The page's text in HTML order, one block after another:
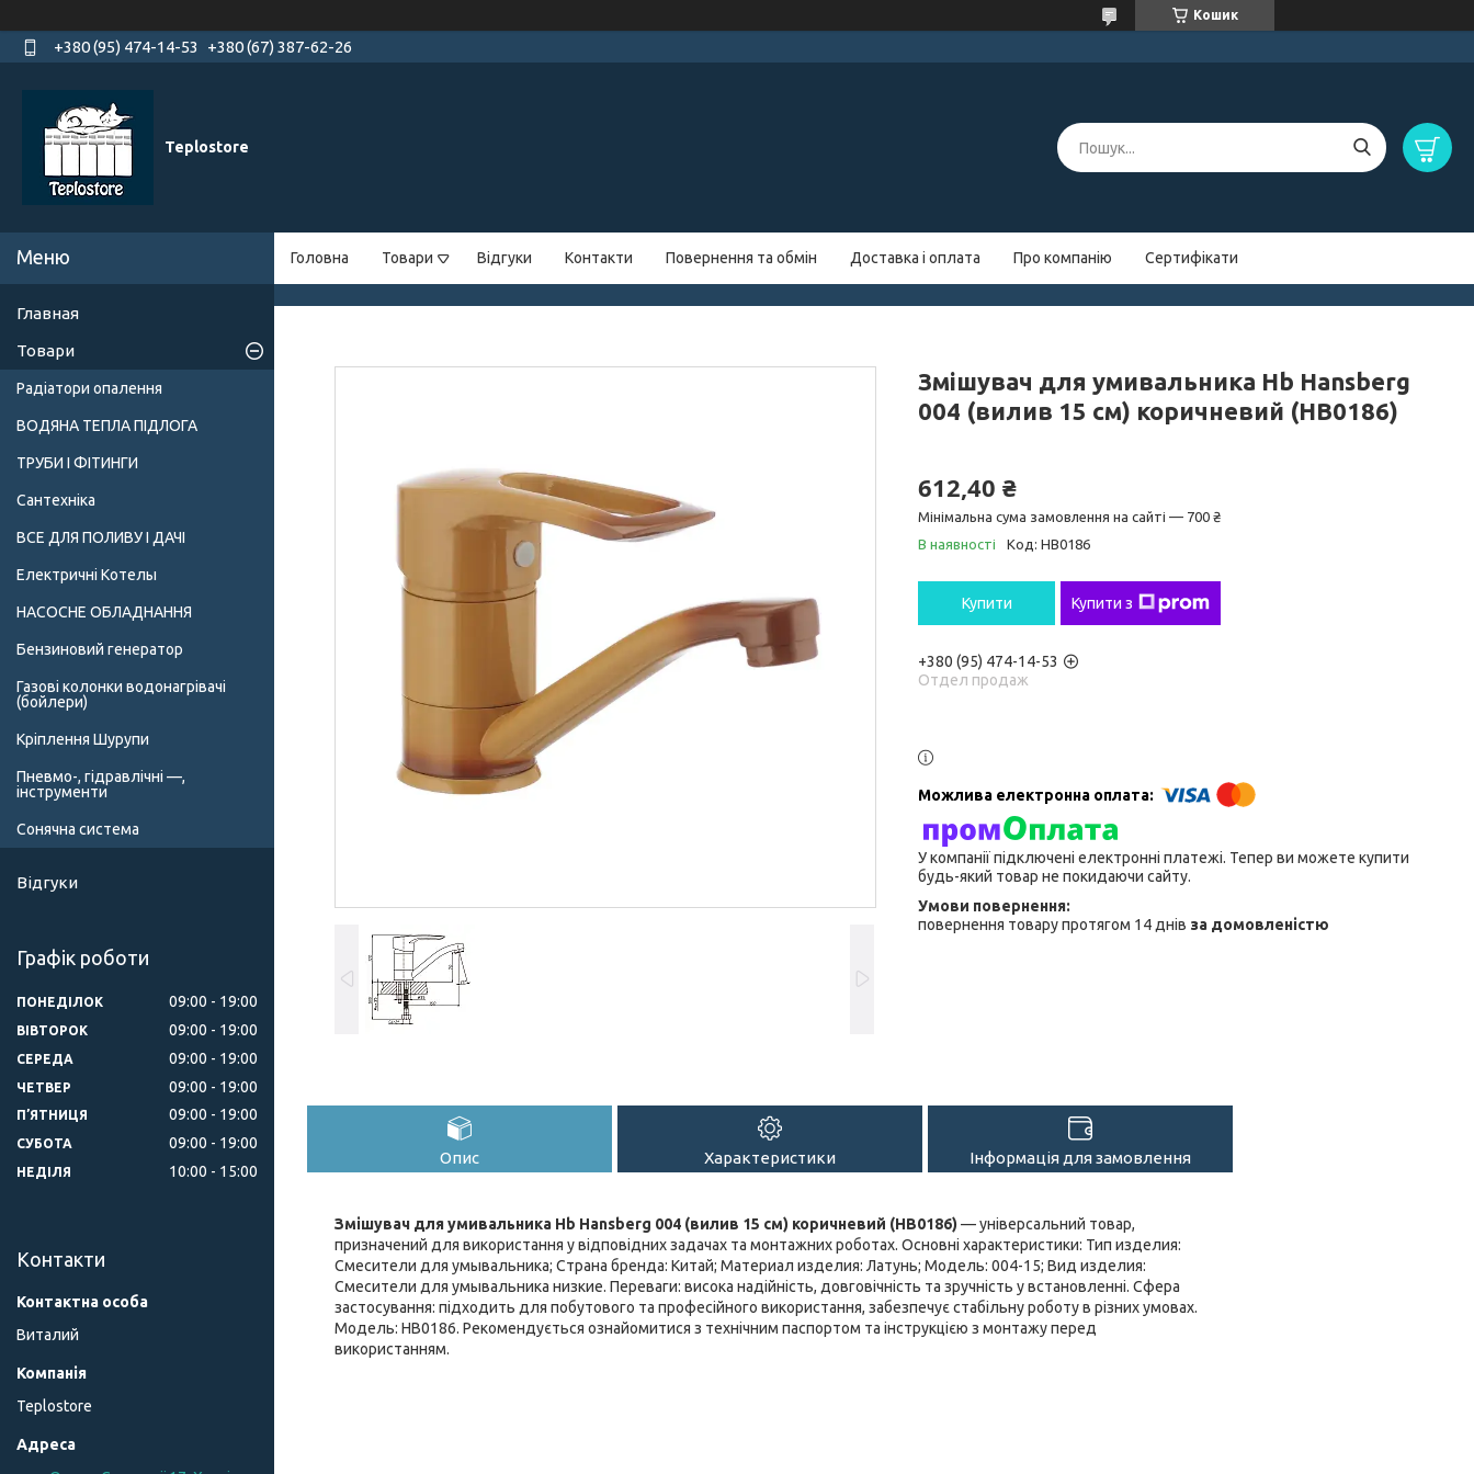
Кошик
+380 (95) 474-14-53 +380 (67) 387-62-26
Teplostore
Головна Товари Відгуки Контакти Повернення та обмін Доставка і оплата Про компанію Сертифікати
Змішувач для умивальника Hb Hansberg
004 (вилив 15 см) коричневий (HB0186)
612,40 ₴
Мінімальна сума замовлення на сайті — 700 ₴
В наявності
Код: HB0186
Купити Купити з
+380 (95) 474-14-53
Отдел продаж
У компанії підключені електронні платежі. Тепер ви можете купити
будь-який товар не покидаючи сайту.
повернення товару протягом 14 днів за домовленістю
Опис Характеристики Інформація для замовлення
Змішувач для умивальника Hb Hansberg 004 (вилив 15 см) коричневий (HB0186) — універсальний товар,
призначений для використання у відповідних задачах та монтажних роботах. Основні характеристики: Тип изделия:
Смесители для умывальника; Страна бренда: Китай; Материал изделия: Латунь; Мoдель: 004-15; Вид изделия:
Смесители для умывальника низкие. Переваги: висока надійність, довговічність та зручність у встановленні. Сфера
застосування: підходить для побутового та професійного використання, забезпечує стабільну роботу в різних умовах.
Модель: HB0186. Рекомендується ознайомитися з технічним паспортом та інструкцією з монтажу перед
використанням.
Главная
Товари
Радіатори опалення
ВОДЯНА ТЕПЛА ПІДЛОГА
ТРУБИ І ФІТИНГИ
Сантехніка
ВСЕ ДЛЯ ПОЛИВУ І ДАЧІ
Електричні Котелы
НАСОСНЕ ОБЛАДНАННЯ
Бензиновий генератор
Газові колонки водонагрівачі
(бойлери)
Кріплення Шурупи
Пневмо-, гідравлічні —,
інструменти
Сонячна система
Відгуки
Графік роботи
ПОНЕДІЛОК 09:00 19:00
ВІВТОРОК 09:00 19:00
СЕРЕДА 09:00 19:00
ЧЕТВЕР 09:00 19:00
ПʼЯТНИЦЯ 09:00 19:00
СУБОТА 09:00 19:00
НЕДІЛЯ 10:00 15:00
Контакти
Виталий
Teplostore